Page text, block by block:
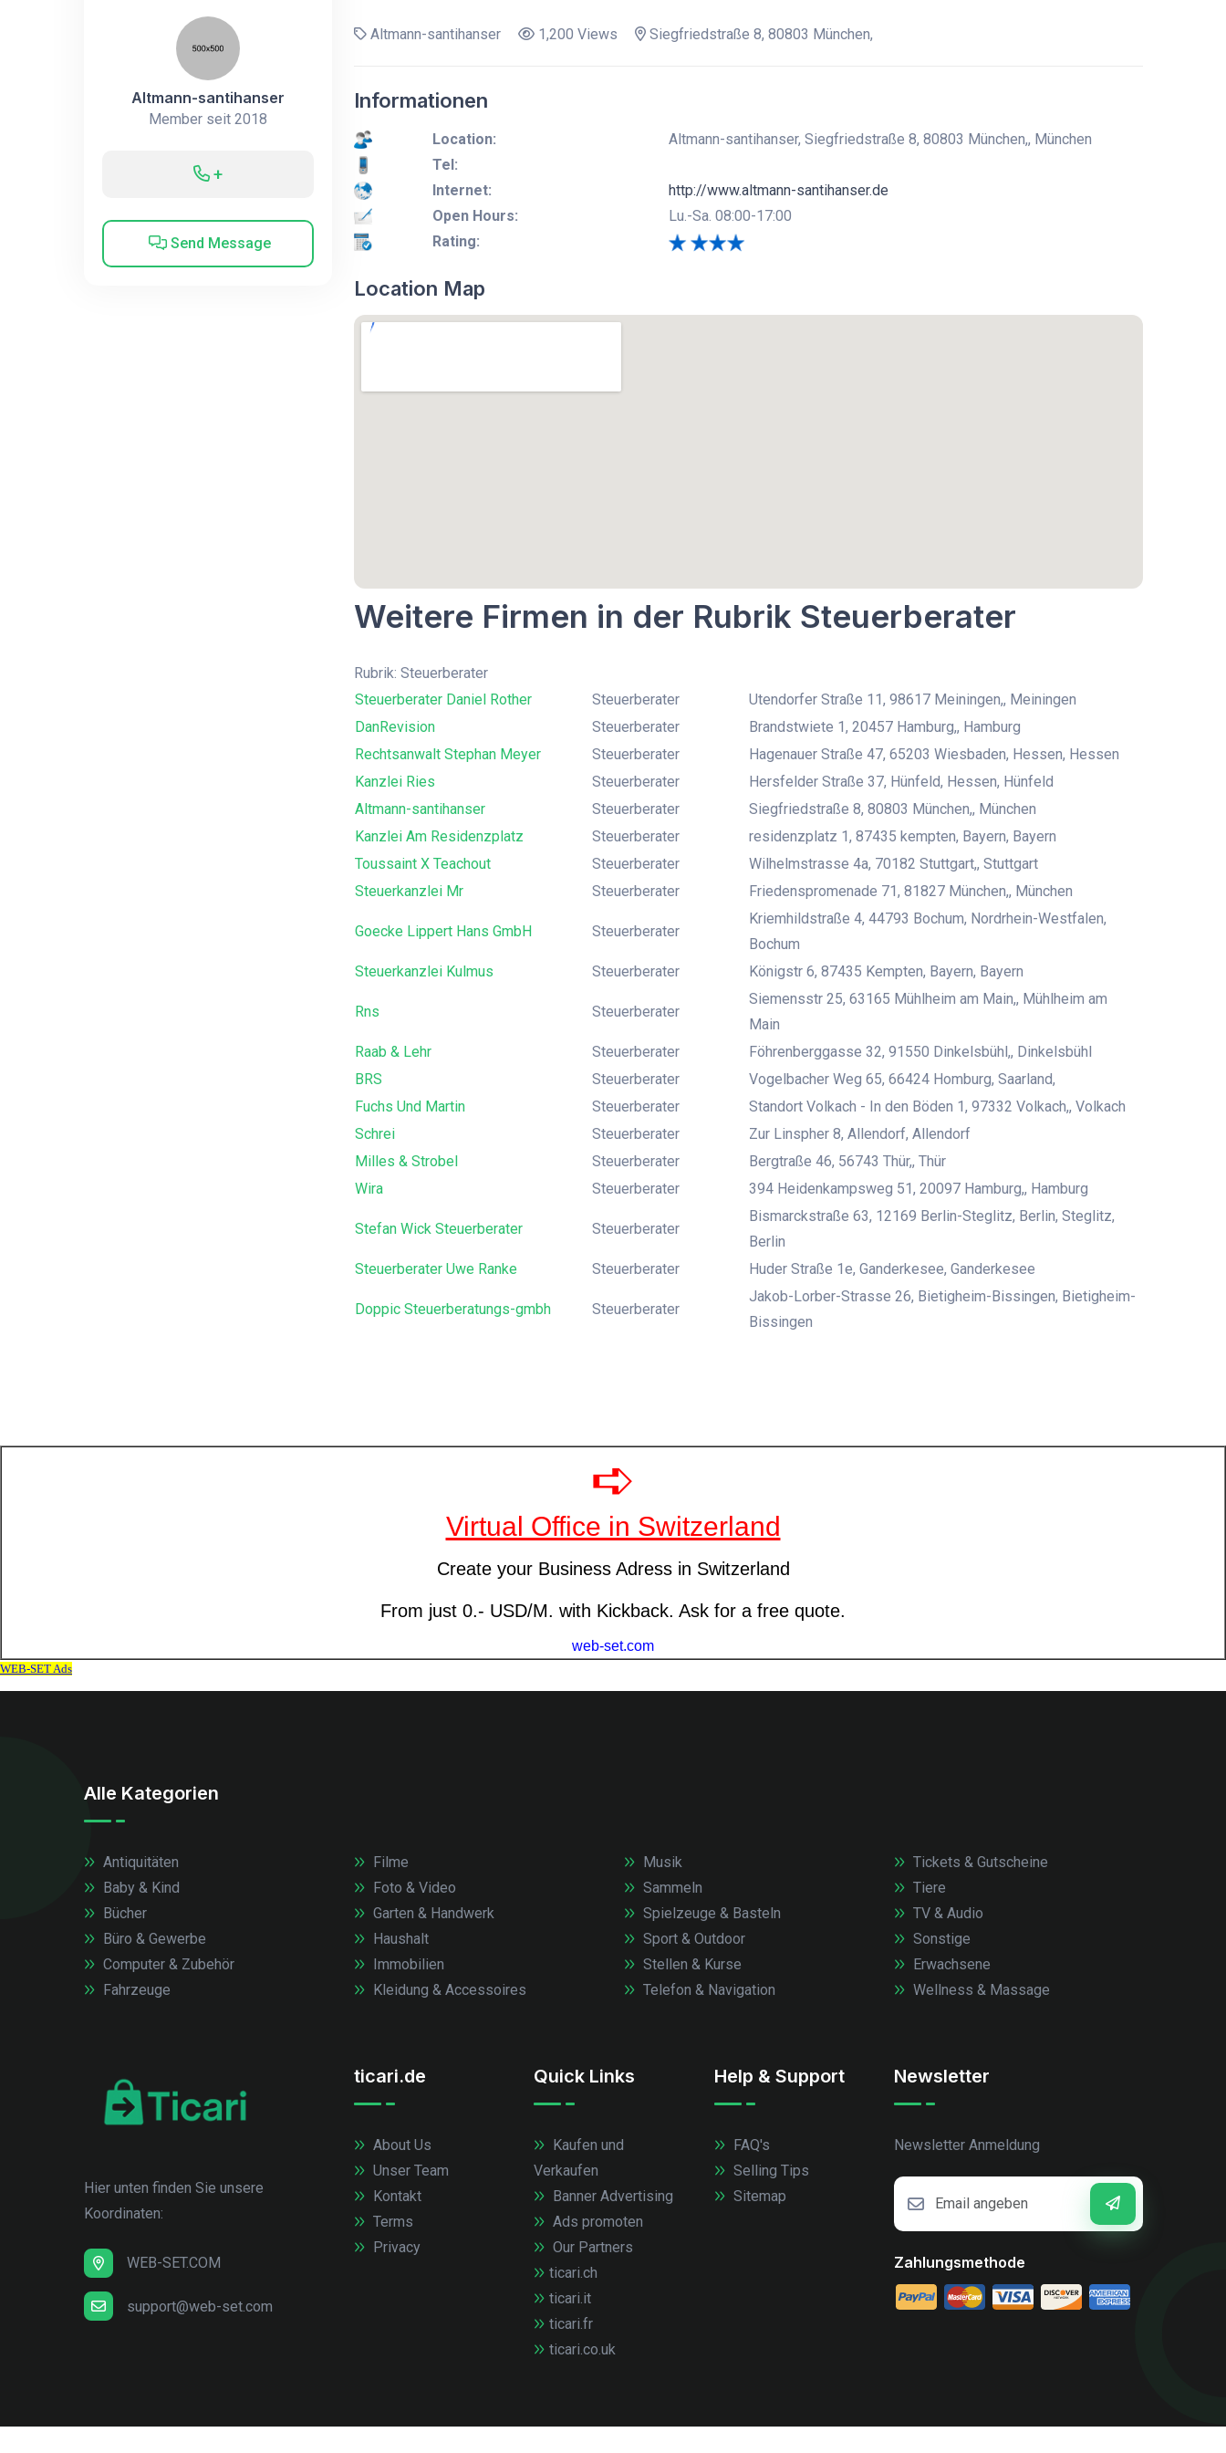
Altmann-santihanser
Member seit 2018
+
Send Message
Altmann-santihanser 1,200 Views Siegfriedstraße 8, 80803 München,
Informationen
Location:
Altmann-santihanser, Siegfriedstraße 8, 80803 München,, München
Tel:
Internet:
http://www.altmann-santihanser.de
Open Hours:
Lu.-Sa. 08:00-17:00
Rating:
Location Map
Weitere Firmen in der Rubrik Steuerberater
Rubrik: Steuerberater
Steuerberater Daniel Rother
Steuerberater
Utendorfer Straße 11, 98617 Meiningen,, Meiningen
DanRevision
Steuerberater
Brandstwiete 1, 20457 Hamburg,, Hamburg
Rechtsanwalt Stephan Meyer
Steuerberater
Hagenauer Straße 47, 65203 Wiesbaden, Hessen, Hessen
Kanzlei Ries
Steuerberater
Hersfelder Straße 37, Hünfeld, Hessen, Hünfeld
Altmann-santihanser
Steuerberater
Siegfriedstraße 8, 80803 München,, München
Kanzlei Am Residenzplatz
Steuerberater
residenzplatz 1, 87435 kempten, Bayern, Bayern
Toussaint X Teachout
Steuerberater
Wilhelmstrasse 4a, 70182 Stuttgart,, Stuttgart
Steuerkanzlei Mr
Steuerberater Friedenspromenade 71, 81827 München,, München
Goecke Lippert Hans GmbH Steuerberater
Kriemhildstraße 4, 44793 Bochum, Nordrhein-Westfalen,
Bochum
Steuerkanzlei Kulmus
Steuerberater Königstr 6, 87435 Kempten, Bayern, Bayern
Rns Steuerberater
Siemensstr 25, 63165 Mühlheim am Main,, Mühlheim am
Main
Raab & Lehr
Steuerberater
Föhrenberggasse 32, 91550 Dinkelsbühl,, Dinkelsbühl
BRS
Steuerberater
Vogelbacher Weg 65, 66424 Homburg, Saarland,
Fuchs Und Martin
Steuerberater
Standort Volkach - In den Böden 1, 97332 Volkach,, Volkach
Schrei
Steuerberater
Zur Linspher 8, Allendorf, Allendorf
Milles & Strobel
Steuerberater
Bergtraße 46, 56743 Thür,, Thür
Wira
Steuerberater 394 Heidenkampsweg 51, 20097 Hamburg,, Hamburg
Stefan Wick Steuerberater Steuerberater
Bismarckstraße 63, 12169 Berlin-Steglitz, Berlin, Steglitz,
Berlin
Steuerberater Uwe Ranke
Steuerberater Huder Straße 1e, Ganderkesee, Ganderkesee
Doppic Steuerberatungs-gmbh Steuerberater
Jakob-Lorber-Strasse 26, Bietigheim-Bissingen, Bietigheim-
Bissingen
Alle Kategorien
Antiquitäten
Baby & Kind
Bücher
Büro & Gewerbe
Computer & Zubehör
Fahrzeuge
Filme
Foto & Video
Garten & Handwerk
Haushalt
Immobilien
Kleidung & Accessoires
Musik
Sammeln
Spielzeuge & Basteln
Sport & Outdoor
Stellen & Kurse
Telefon & Navigation
Tickets & Gutscheine
Tiere
TV & Audio
Sonstige
Erwachsene
Wellness & Massage
Hier unten finden Sie unsere
Koordinaten:
WEB-SET.COM
support@web-set.com
ticari.de
About Us
Unser Team
Kontakt
Terms
Privacy
Quick Links
Kaufen und
Verkaufen
Banner Advertising
Ads promoten
Our Partners
ticari.ch
ticari.it
ticari.fr
ticari.co.uk
Help & Support
FAQ's
Selling Tips
Sitemap
Newsletter
Newsletter Anmeldung
Zahlungsmethode